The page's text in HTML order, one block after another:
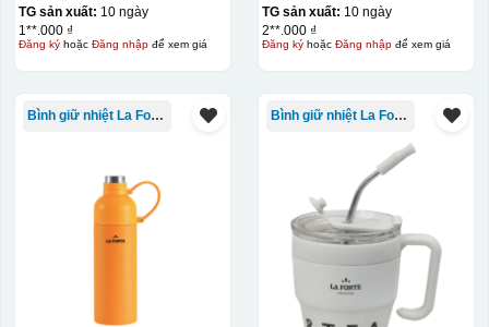
TG sản xuất: 10 ngày
1**.000 ₫
Đăng kýhoặc Đăng nhậpđể xem giá
TG sản xuất: 10 ngày
2**.000 ₫
Đăng kýhoặc Đăng nhậpđể xem giá
Bình giữ nhiệt La Fonte Bình giữ nhiệt La Fonte